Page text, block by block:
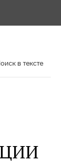
в тексте